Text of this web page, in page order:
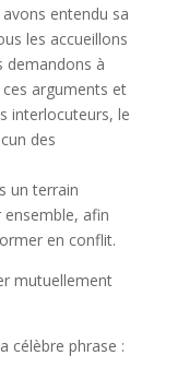
entendu sa
les accueillons
demandons à
ces arguments et
interlocuteurs, le
des
un terrain
ensemble, afin
en conflit.
mutuellement
célèbre phrase :